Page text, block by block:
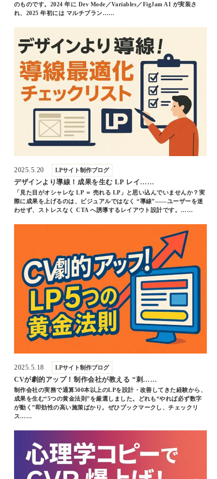
のものです。2024 年に Dev Mode／Variables／FigJam AI が実装さ
れ、2025 年初には マルチブラン……
2025.5.20 LPサイト制作ブログ
デザインより導線！成果を生む LP レイ……
「見た目がオシャレな LP ＝ 売れる LP」と思い込んでいませんか？実
際に成果を上げるのは、ビジュアルではなく “導線”――ユーザーを迷
わせず、ストレスなく CTA へ誘導するレイアウト設計です。……
2025.5.18 LPサイト制作ブログ
CVが劇的アップ！制作会社が教える “刺……
制作会社の実務で通算500本以上のLPを設計・改善してきた経験から、
成果を生む“5つの黄金法則”を厳選しました。どれも“やれば必ず数字
が動く”即効性の高い施策ばかり。ぜひブックマークし、チェックリ
ス……